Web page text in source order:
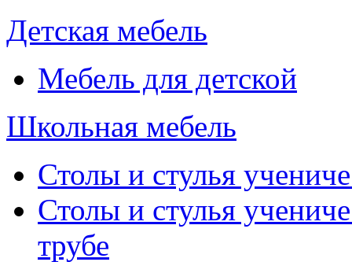
Детская мебель
Мебель для детской
Школьная мебель
Столы и стулья
Столы и стулья
трубе